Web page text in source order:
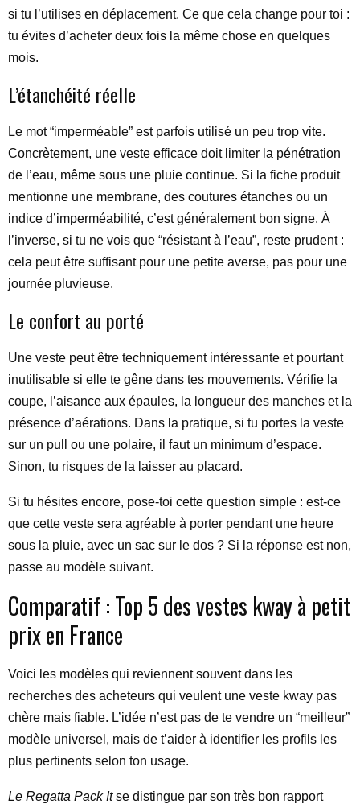
si tu l’utilises en déplacement. Ce que cela change pour toi :
tu évites d’acheter deux fois la même chose en quelques
mois.
L’étanchéité réelle
Le mot “imperméable” est parfois utilisé un peu trop vite.
Concrètement, une veste efficace doit limiter la pénétration
de l’eau, même sous une pluie continue. Si la fiche produit
mentionne une membrane, des coutures étanches ou un
indice d’imperméabilité, c’est généralement bon signe. À
l’inverse, si tu ne vois que “résistant à l’eau”, reste prudent :
cela peut être suffisant pour une petite averse, pas pour une
journée pluvieuse.
Le confort au porté
Une veste peut être techniquement intéressante et pourtant
inutilisable si elle te gêne dans tes mouvements. Vérifie la
coupe, l’aisance aux épaules, la longueur des manches et la
présence d’aérations. Dans la pratique, si tu portes la veste
sur un pull ou une polaire, il faut un minimum d’espace.
Sinon, tu risques de la laisser au placard.
Si tu hésites encore, pose-toi cette question simple : est-ce
que cette veste sera agréable à porter pendant une heure
sous la pluie, avec un sac sur le dos ? Si la réponse est non,
passe au modèle suivant.
Comparatif : Top 5 des vestes kway à petit
prix en France
Voici les modèles qui reviennent souvent dans les
recherches des acheteurs qui veulent une veste kway pas
chère mais fiable. L’idée n’est pas de te vendre un “meilleur”
modèle universel, mais de t’aider à identifier les profils les
plus pertinents selon ton usage.
Le Regatta Pack Itse distingue par son très bon rapport